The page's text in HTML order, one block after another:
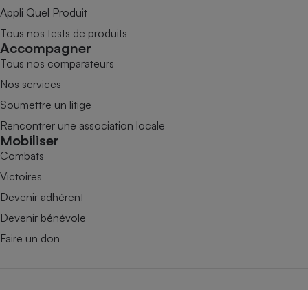
Appli Quel Produit
Tous nos tests de produits
Accompagner
Tous nos comparateurs
Nos services
Soumettre un litige
Rencontrer une association locale
Mobiliser
Combats
Victoires
Devenir adhérent
Devenir bénévole
Faire un don